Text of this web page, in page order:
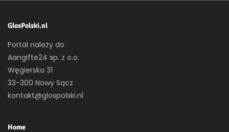
GlosPolski.nl
Portal należy do
Aangifte24 sp. z o.o.
Węgierska 31
33-300 Nowy Sącz
kontakt@glospolski.nl
Home